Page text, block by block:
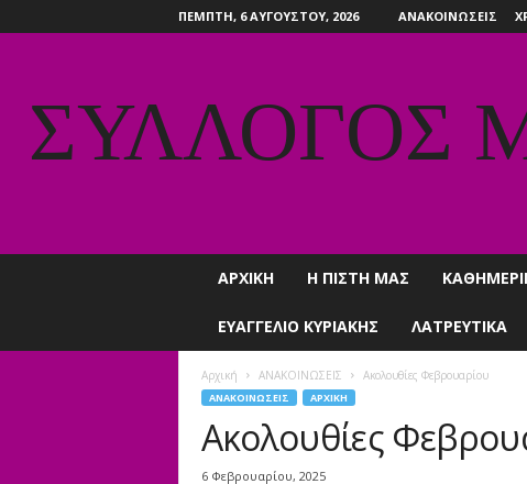
ΠΈΜΠΤΗ, 6 ΑΥΓΟΎΣΤΟΥ, 2026 ΑΝΑΚΟΙΝΩΣΕΙΣ
ΣΥΛΛΟΓΟΣ
ΑΡΧΙΚΗ Η ΠΙΣΤΗ ΜΑΣ
ΕΥΑΓΓΕΛΙΟ ΚΥΡΙΑΚΗΣ ΛΑΤΡΕΥΤΙΚΑ
Αρχική ΑΝΑΚΟΙΝΩΣΕΙΣ Ακολουθίες Φεβρουαρίου
ΑΝΑΚΟΙΝΩΣΕΙΣ ΑΡΧΙΚΗ
Ακολουθίες
6 Φεβρουαρίου, 2025